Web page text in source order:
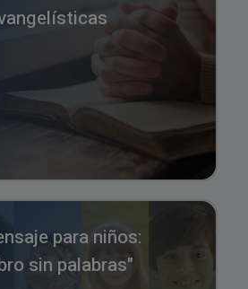
para niños:
sin palabras"